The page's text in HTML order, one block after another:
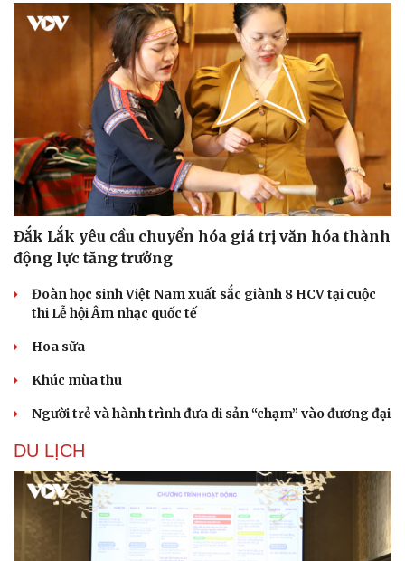
Đắk Lắk yêu cầu chuyển hóa giá trị văn hóa thành
động lực tăng trưởng
Đoàn học sinh Việt Nam xuất sắc giành 8 HCV tại cuộc
thi Lễ hội Âm nhạc quốc tế
Hoa sữa
Khúc mùa thu
Người trẻ và hành trình đưa di sản “chạm” vào đương đại
DU LỊCH